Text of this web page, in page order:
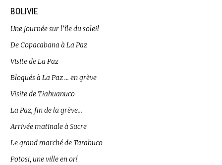
BOLIVIE
Une journée sur l’île du soleil
De Copacabana à La Paz
Visite de La Paz
Bloqués à La Paz … en grève
Visite de Tiahuanuco
La Paz, fin de la grève…
Arrivée matinale à Sucre
Le grand marché de Tarabuco
Potosi, une ville en or!